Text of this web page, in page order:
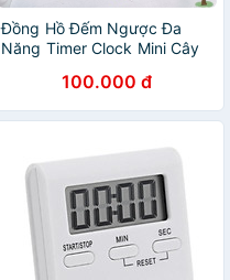
Đồng Hồ Đếm Ngược Đa
Năng Timer Clock Mini Cây
100.000 đ